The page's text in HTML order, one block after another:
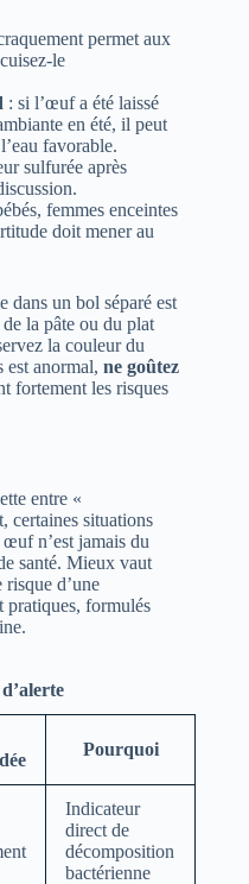
permet aux
le
: si l’œuf a été laissé
en été, il peut
favorable.
sulfurée après
femmes enceintes
doit mener au
dans un bol séparé est
la pâte ou du plat
la couleur du
est anormal, ne goûtez
fortement les risques
entre «
certaines situations
n’est jamais du
santé. Mieux vaut
d’une
pratiques, formulés
Pourquoi
Indicateur
direct de
décomposition
bactérienne